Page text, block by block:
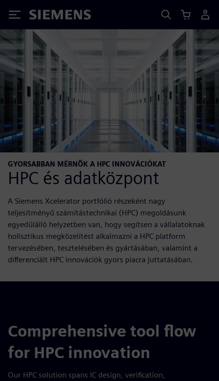
Siemens
GYORSABBAN MÉRNÖK A HPC INNOVÁCIÓKAT
HPC és adatközpont
A Siemens Xcelerator portfólió részeként nagy
teljesítményű számítástechnikai (HPC) megoldásunk
egyedülálló helyzetben van, hogy segítsen a vállalatoknak
holisztikus megközelítést alkalmazni a HPC platform
tervezésében, tesztelésében és gyártásában, valamint a
differenciált HPC innovációk gyors piacra juttatásában.
Comprehensive tool flow
for HPC innovation
Our HPC solution spans IC design, verification,